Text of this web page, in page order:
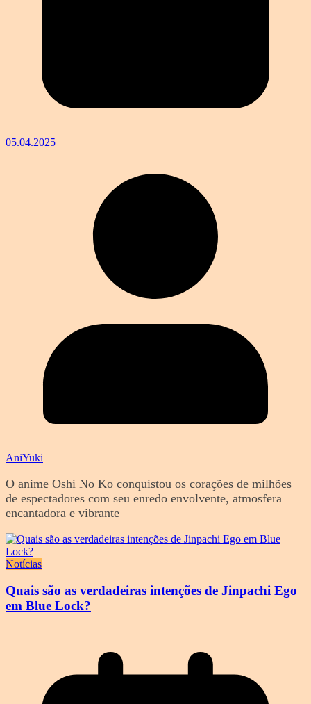
05.04.2025
AniYuki
O anime Oshi No Ko conquistou os corações de milhões
de espectadores com seu enredo envolvente, atmosfera
encantadora e vibrante
Notícias
Quais são as verdadeiras intenções de Jinpachi Ego
em Blue Lock?